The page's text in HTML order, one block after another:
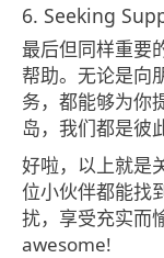
6. Seeking
最后但同样重要
帮助。无论是向
务，都能够为你
岛，我们都是彼
好啦，以上就是
位小伙伴都能找
扰，享受充实而
awesome!